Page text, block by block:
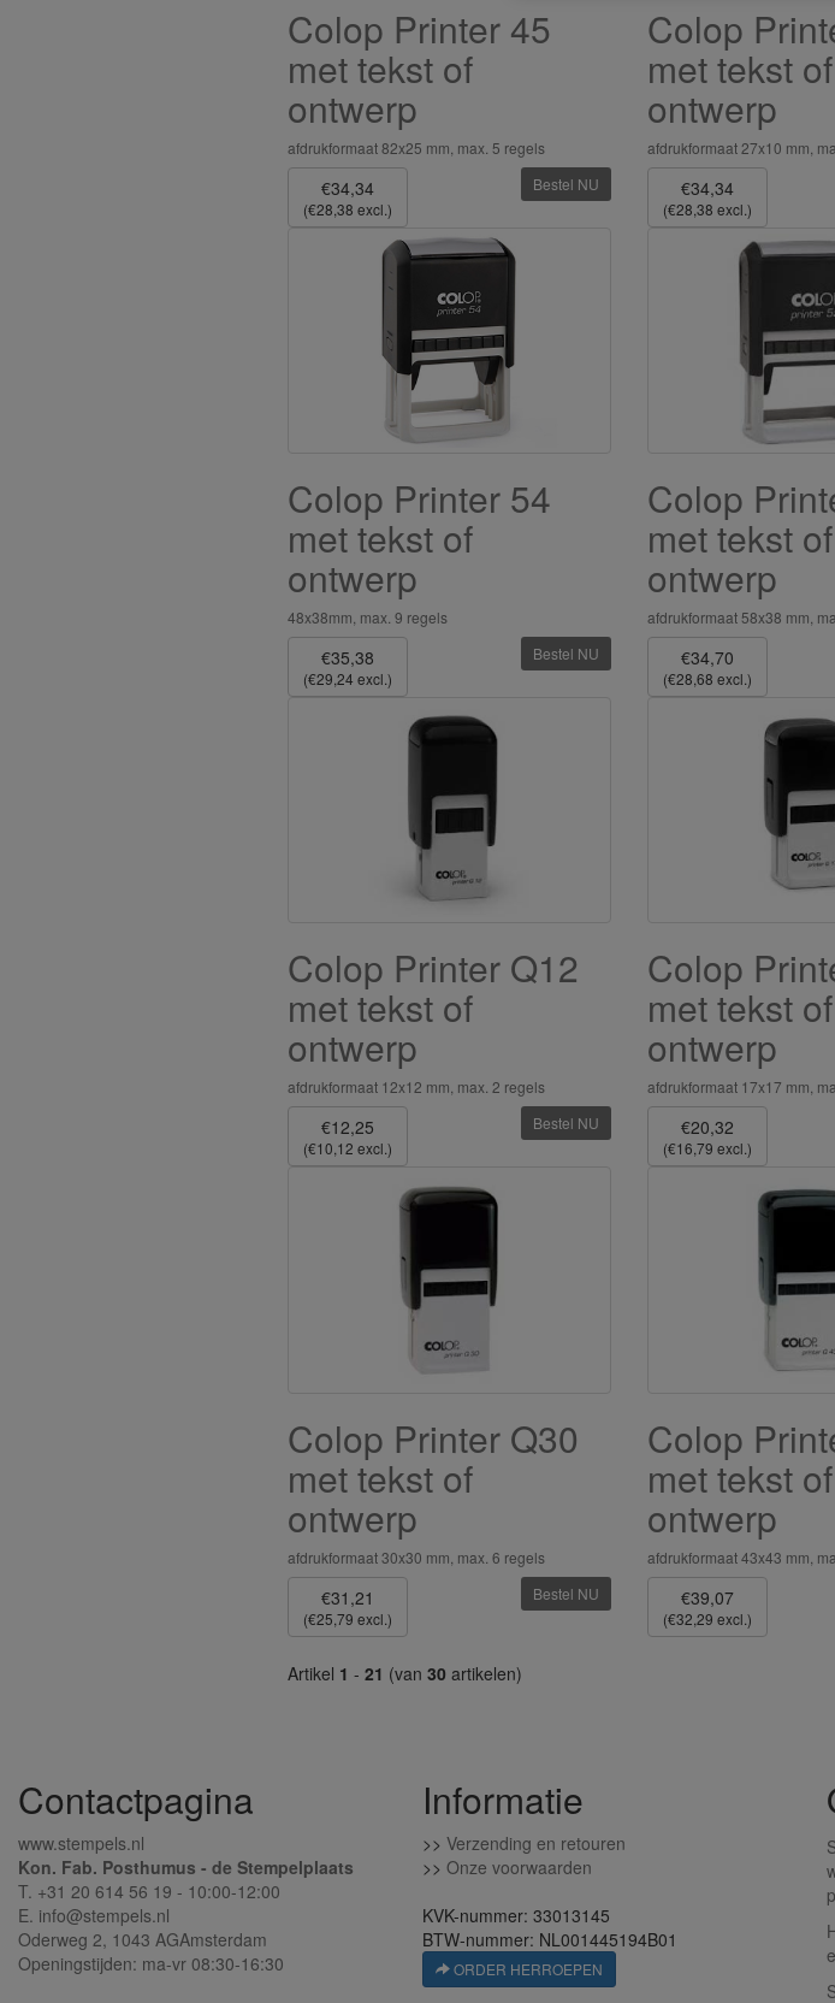
Colop Printer 45
met tekst of
ontwerp
afdrukformaat 82x25 mm, max. 5 regels
€34,34
(€28,38 excl.)
Bestel NU
Colop
met tekst of
ontwerp
afdrukformaat 27x10 mm,
€34,34
(€28,38 excl.)
Colop Printer 54
met tekst of
ontwerp
48x38mm, max. 9 regels
€35,38
(€29,24 excl.)
Bestel NU
Colop
met tekst of
ontwerp
afdrukformaat 58x38 mm,
€34,70
(€28,68 excl.)
Colop Printer Q12
met tekst of
ontwerp
afdrukformaat 12x12 mm, max. 2 regels
€12,25
(€10,12 excl.)
Bestel NU
Colop
met tekst of
ontwerp
afdrukformaat 17x17 mm,
€20,32
(€16,79 excl.)
Colop Printer Q30
met tekst of
ontwerp
afdrukformaat 30x30 mm, max. 6 regels
€31,21
(€25,79 excl.)
Bestel NU
Colop
met tekst of
ontwerp
afdrukformaat 43x43 mm,
€39,07
(€32,29 excl.)
Artikel 1 - 21 (van 30 artikelen)
Contactpagina
www.stempels.nl
Kon. Fab. Posthumus - de Stempelplaats
T. +31 20 614 56 19 - 10:00-12:00
E. info@stempels.nl
Oderweg 2, 1043 AGAmsterdam
Openingstijden: ma-vr 08:30-16:30
Informatie
>> Verzending en retouren
>> Onze voorwaarden
KVK-nummer: 33013145
BTW-nummer: NL001445194B01
ORDER HERROEPEN